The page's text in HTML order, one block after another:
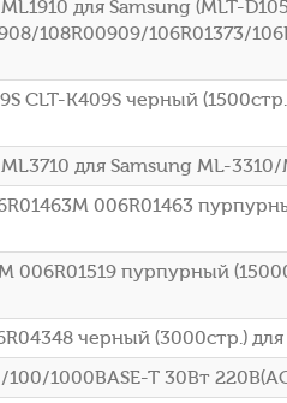
для Samsung (MLT-
108R00909/106R01373/
CLT-K409S черный
для Samsung ML-
006R01463
006R01519 пурпурный
черный (3000стр.)
1000BASE-T 30Вт